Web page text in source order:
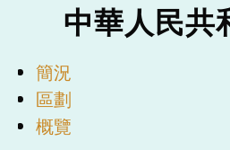
中華人民共
簡況
區劃
概覽